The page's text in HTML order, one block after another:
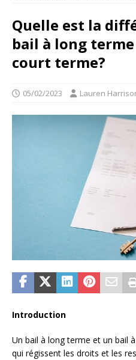
Quelle est la
bail à long
court terme?
05/02/2023 Lauren
Introduction
Un bail à long terme et un bail
qui régissent les droits et les